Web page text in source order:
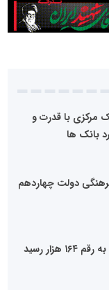
مرکزی با قدرت و
بانک ها
دولت چهاردهم
هزار رسید